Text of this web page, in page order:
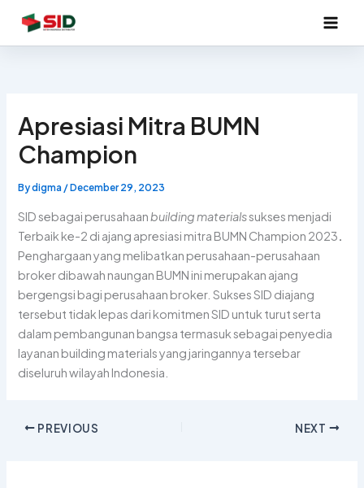
content
Apresiasi Mitra BUMN
Champion
Bydigma /December 29, 2023
SID sebagai perusahaanbuilding materialssukses menjadi
Terbaik ke-2 di ajang apresiasi mitra BUMN Champion 2023.
Penghargaan yang melibatkan perusahaan-perusahaan
broker dibawah naungan BUMN ini merupakan ajang
bergengsi bagi perusahaan broker. Sukses SID diajang
tersebut tidak lepas dari komitmen SID untuk turut serta
dalam pembangunan bangsa termasuk sebagai penyedia
layanan building materials yang jaringannya tersebar
diseluruh wilayah Indonesia.
PREVIOUS NEXT